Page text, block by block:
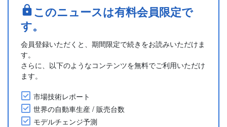
・このリコールは、現在米国にあるルーシッドの最新モデ
ル4,476台に影響し、一時は生産が停止される事態となっ
ていた。....
このニュースは有料会員限定で
す。
会員登録いただくと、期間限定で続きをお読みいただけま
す。
さらに、以下のようなコンテンツを無料でご利用いただけ
ます。
市場技術レポート
世界の自動車生産 / 販売台数
モデルチェンジ予測